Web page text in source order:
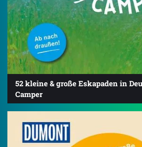
52 kleine & große Eskapaden in
Camper